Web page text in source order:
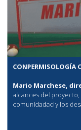
CONPERMISOLOGÍA
Mario Marchese,
alcances del
comunidadad y los